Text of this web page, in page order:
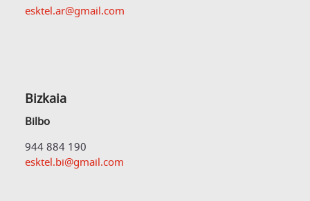
esktel.ar@gmail.com
Bizkaia
Bilbo
944 884 190
esktel.bi@gmail.com